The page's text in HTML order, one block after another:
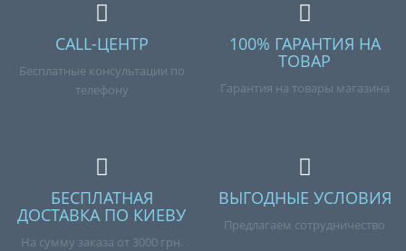
CALL-ЦЕНТР
Бесплатные консультации по
телефону
100% ГАРАНТИЯ НА
ТОВАР
Гарантия на товары магазина
БЕСПЛАТНАЯ
ДОСТАВКА ПО КИЕВУ
На сумму заказа от 3000 грн.
ВЫГОДНЫЕ УСЛОВИЯ
Предлагаем сотрудничество